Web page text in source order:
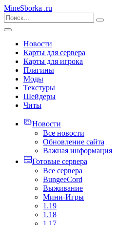
MineSborka .ru
Новости
Карты для сервера
Карты для игрока
Плагины
Моды
Текстуры
Шейдеры
Читы
Новости
Все новости
Обновление сайта
Важная информация
Готовые сервера
Все сервера
BungeeCord
Выживание
Мини-Игры
1.19
1.18
1.17